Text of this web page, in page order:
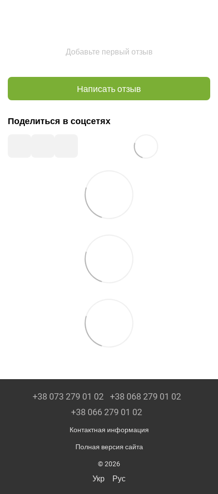
Добавьте первый отзыв
Написать отзыв
Поделиться в соцсетях
+38 073 279 01 02
+38 068 279 01 02
+38 066 279 01 02
Контактная информация
Полная версия сайта
© 2026
Укр Рус